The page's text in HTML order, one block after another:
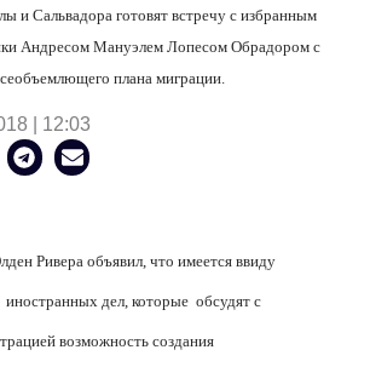
и Сальвадора готовят встречу с избранным
Андресом Мануэлем Лопесом Обрадором с
плана миграции.
| 12:03
Ривера объявил, что имеется ввиду
дел, которые обсудят с
возможность создания